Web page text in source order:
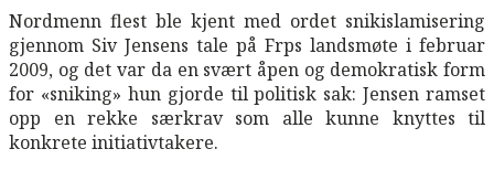
Nordmenn flest ble kjent med ordet snikislamisering
gjennom Siv Jensens tale på Frps landsmøte i februar
2009, og det var da en svært åpen og demokratisk form
for «sniking» hun gjorde til politisk sak: Jensen ramset
opp en rekke særkrav som alle kunne knyttes til
konkrete initiativtakere.